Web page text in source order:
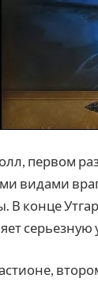
первом
видами
В конце